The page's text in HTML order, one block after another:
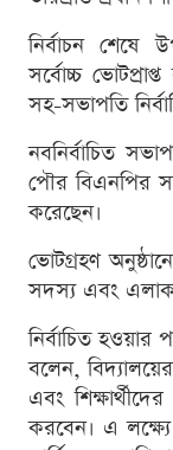
নির্বাচন শেষে
সর্বোচ্চ
সহ-সভাপতি
নবনির্বাচিত
পৌর বিএনপির
করেছেন।
ভোটগ্রহণ
সদস্য এবং
নির্বাচিত হওয়ার
বলেন,
এবং
করবেন। এ